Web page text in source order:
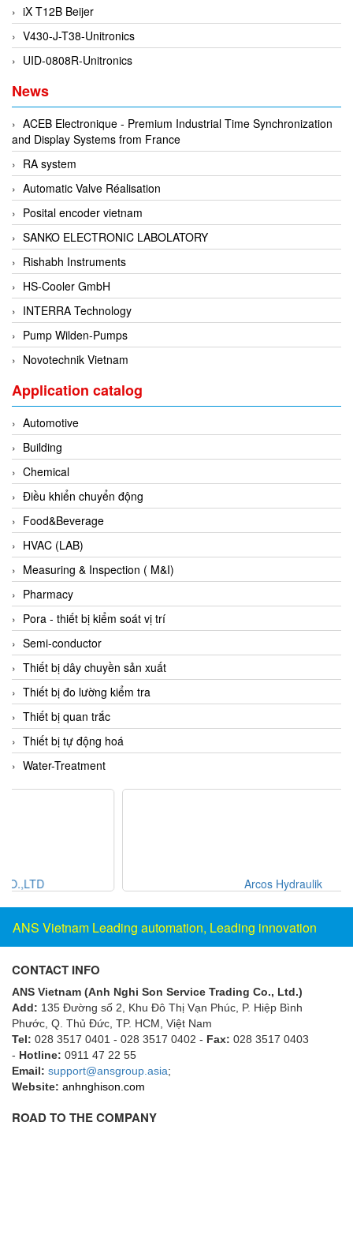
ERICHSEN
Erinda/Delta
ESA Automation Vietnam
Euchner
EUCHNER GmbH + Co. KG VietNam
Eurotherm Vietnam
Eurovent
Evoqua
EXAIR
Exergen
Exide Technologies Vietnam
EXOR
FAIRCHILD
FANUC
FEIN
Felm
FESTO
FHF (EATON Crouse-Hinds)
Fife/ Maxcess
Fimet
Fine Suntronix
FineTek
Finna Sensors Vietnam
Fireye
Fischer
Fisher
FISO Vietnam
FLENDER
Flexaust
Flexim
FLIR
Floweserve/PMV
Flowserve
Fluke Process Instruments Vietnam
FMS Vietnam
FOKO / Wintriss
Fomotech Vietnam
Forbes Marshall
FORNEY
iX T12B Beijer
V430-J-T38-Unitronics
UID-0808R-Unitronics
News
ACEB Electronique - Premium Industrial Time Synchronization
and Display Systems from France
RA system
Automatic Valve Réalisation
Posital encoder vietnam
SANKO ELECTRONIC LABOLATORY
Rishabh Instruments
HS-Cooler GmbH
INTERRA Technology
Pump Wilden-Pumps
Novotechnik Vietnam
Application catalog
Automotive
Building
Chemical
Điều khiển chuyển động
Food&Beverage
HVAC (LAB)
Measuring & Inspection ( M&I)
Pharmacy
Pora - thiết bị kiểm soát vị trí
Semi-conductor
Thiết bị dây chuyền sản xuất
Thiết bị đo lường kiểm tra
Thiết bị quan trắc
Thiết bị tự động hoá
Water-Treatment
ANS Vietnam Leading automation, Leading innovation
CONTACT INFO
ANS Vietnam (Anh Nghi Son Service Trading Co., Ltd.)
Add: 135 Đường số 2, Khu Đô Thị Vạn Phúc, P. Hiệp Bình
Phước, Q. Thủ Đức, TP. HCM , Việt Nam
Tel: 028 3517 0401 - 028 3517 0402 - Fax: 028 3517 0403
- Hotline: 0911 47 22 55
Email: support@ansgroup.asia;
Website: anhnghison.com
ROAD TO THE COMPANY